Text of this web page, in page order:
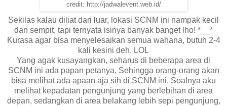
credit: http://jadwalevent.web.id/
Sekilas kalau diliat dari luar, lokasi SCNM ini nampak kecil
dan sempit, tapi ternyata isinya banyak banget lho! *__*
Kurasa agar bisa menyelesaikan semua wahana, butuh 2-4
kali kesini deh. LOL
Yang agak kusayangkan, seharus di beberapa area di
SCNM ini ada papan petanya. Sehingga orang-orang akan
bisa melihat ada apaan aja sih di SCNM ini. Soalnya aku
melihat kepadatan pengunjung yang berlebihan di area
depan, sedangkan di area belakang lebih sepi pengunjung,